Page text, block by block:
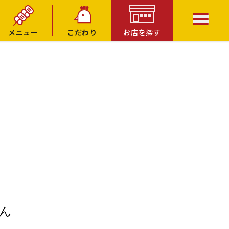
メニュー こだわり お店を探す